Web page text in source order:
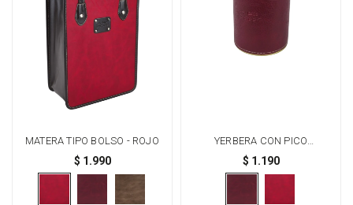
MATERA TIPO BOLSO - ROJO
$ 1.990
YERBERA CON PICO
DISPENSADOR - BORDÓ
$ 1.190